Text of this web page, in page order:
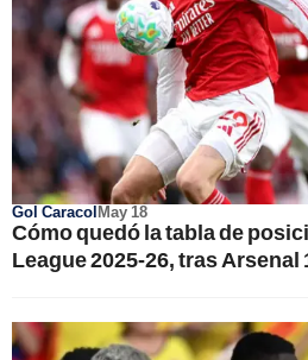
Gol CaracolMay 18
Cómo quedó la tabla de
League 2025-26, tras Arsenal